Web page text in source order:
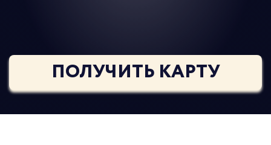
ПОЛУЧИТЬ КАРТУ